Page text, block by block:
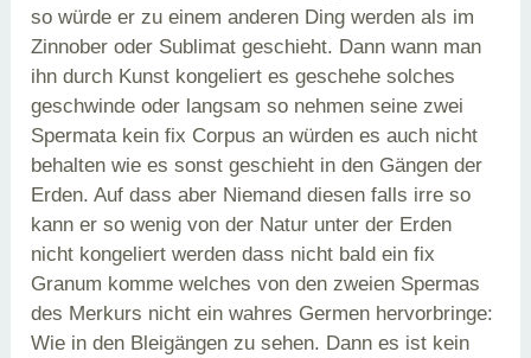
so würde er zu einem anderen Ding werden als im
Zinnober oder Sublimat geschieht. Dann wann man
ihn durch Kunst kongeliert es geschehe solches
geschwinde oder langsam so nehmen seine zwei
Spermata kein fix Corpus an würden es auch nicht
behalten wie es sonst geschieht in den Gängen der
Erden. Auf dass aber Niemand diesen falls irre so
kann er so wenig von der Natur unter der Erden
nicht kongeliert werden dass nicht bald ein fix
Granum komme welches von den zweien Spermas
des Merkurs nicht ein wahres Germen hervorbringe:
Wie in den Bleigängen zu sehen. Dann es ist kein